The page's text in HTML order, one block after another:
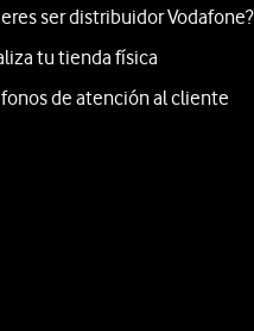
ser distribuidor Vodafone?
tu tienda física
de atención al cliente